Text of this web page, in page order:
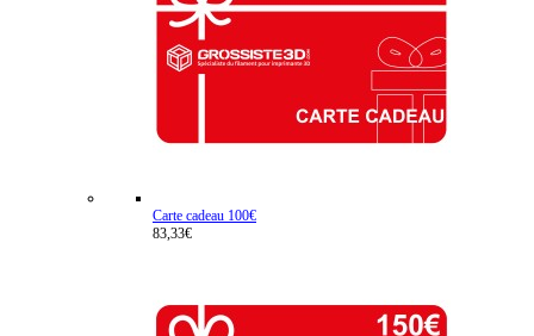
Carte cadeau 100€
83,33€